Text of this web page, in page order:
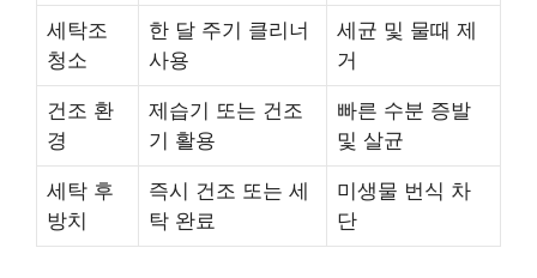
세탁조
청소
한 달 주기 클리너
사용
세균 및 물때 제
거
건조 환
경
제습기 또는 건조
기 활용
빠른 수분 증발
및 살균
세탁 후
방치
즉시 건조 또는 세
탁 완료
미생물 번식 차
단